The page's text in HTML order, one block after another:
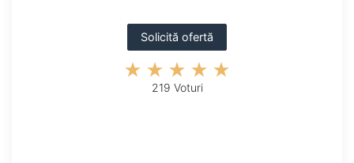
Solicită ofertă
219 Voturi